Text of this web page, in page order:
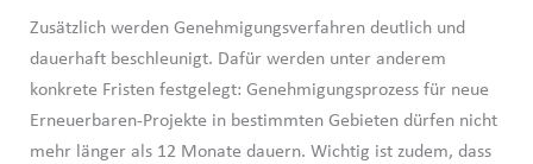
Zusätzlich werden Genehmigungsverfahren deutlich und
dauerhaft beschleunigt. Dafür werden unter anderem
konkrete Fristen festgelegt: Genehmigungsprozess für neue
Erneuerbaren-Projekte in bestimmten Gebieten dürfen nicht
mehr länger als 12 Monate dauern. Wichtig ist zudem, dass